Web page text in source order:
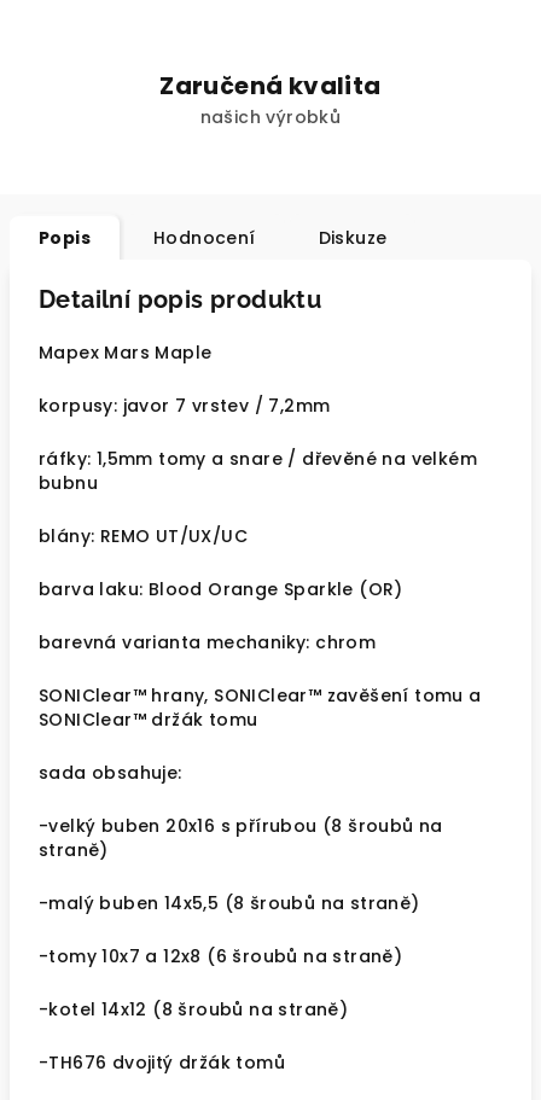
Zaručená kvalita
našich výrobků
Popis Hodnocení Diskuze
Detailní popis produktu
Mapex Mars Maple
korpusy: javor 7 vrstev / 7,2mm
ráfky: 1,5mm tomy a snare / dřevěné na velkém
bubnu
blány: REMO UT/UX/UC
barva laku: Blood Orange Sparkle (OR)
barevná varianta mechaniky: chrom
SONIClear™ hrany, SONIClear™ zavěšení tomu a
SONIClear™ držák tomu
sada obsahuje:
-velký buben 20x16 s přírubou (8 šroubů na
straně)
-malý buben 14x5,5 (8 šroubů na straně)
-tomy 10x7 a 12x8 (6 šroubů na straně)
-kotel 14x12 (8 šroubů na straně)
-TH676 dvojitý držák tomů